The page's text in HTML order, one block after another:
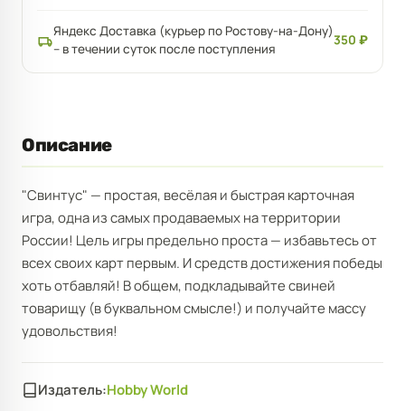
Яндекс Доставка (курьер по Ростову-на-Дону)
– в течении суток после поступления
350 ₽
Описание
"Свинтус" — простая, весёлая и быстрая карточная
игра, одна из самых продаваемых на территории
России! Цель игры предельно проста — избавьтесь от
всех своих карт первым. И средств достижения победы
хоть отбавляй! В общем, подкладывайте свиней
товарищу (в буквальном смысле!) и получайте массу
удовольствия!
Издатель:Hobby World